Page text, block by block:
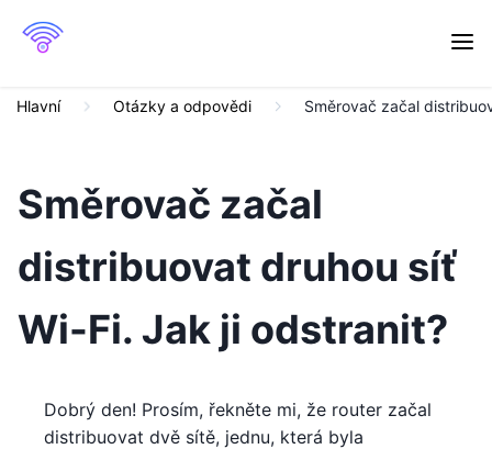
Hlavní Otázky a odpovědi Směrovač začal
Směrovač začal
distribuovat druhou síť
Wi-Fi. Jak ji odstranit?
Dobrý den! Prosím, řekněte mi, že router začal
distribuovat dvě sítě, jednu, která byla